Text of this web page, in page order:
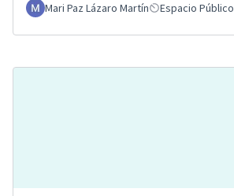
Mari Paz Lázaro Martín
Espacio Público